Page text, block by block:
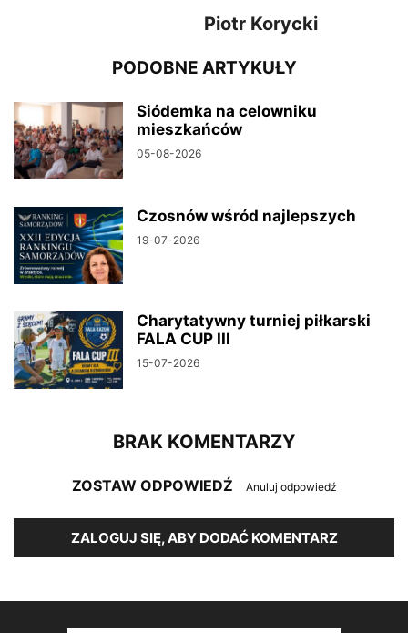
Piotr Korycki
PODOBNE ARTYKUŁY
Siódemka na celowniku
mieszkańców
05-08-2026
Czosnów wśród najlepszych
19-07-2026
Charytatywny turniej piłkarski
FALA CUP III
15-07-2026
BRAK KOMENTARZY
ZOSTAW ODPOWIEDŹ Anuluj odpowiedź
ZALOGUJ SIĘ, ABY DODAĆ KOMENTARZ